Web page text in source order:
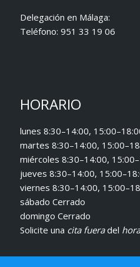
Delegación en Málaga:
Teléfono: 951 33 19 06
HORARIO
lunes 8:30–14:00,
martes 8:30–14:00,
miércoles 8:30–14:00,
jueves 8:30–14:00,
viernes 8:30–14:00,
sábado Cerrado
domingo Cerrado
Solicite una cita fueradel